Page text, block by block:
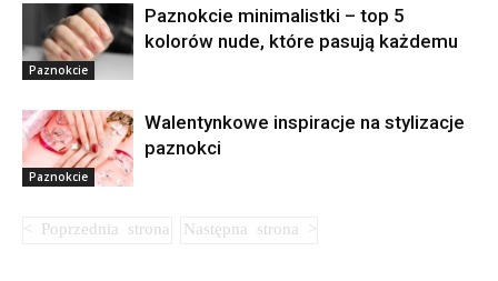
Paznokcie
Paznokcie minimalistki – top 5
kolorów nude, które pasują każdemu
Paznokcie
Walentynkowe inspiracje na stylizacje
paznokci